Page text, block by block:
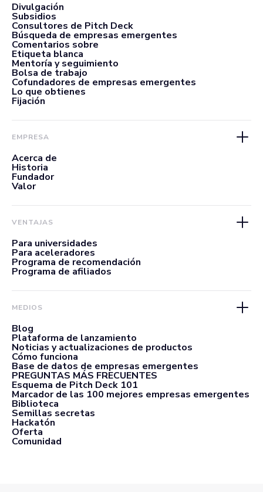
Divulgación
Subsidios
Consultores de Pitch Deck
Búsqueda de empresas emergentes
Comentarios sobre
Etiqueta blanca
Mentoría y seguimiento
Bolsa de trabajo
Cofundadores de empresas emergentes
Lo que obtienes
Fijación
EMPRESA
Acerca de
Historia
Fundador
Valor
VENTAJAS
Para universidades
Para aceleradores
Programa de recomendación
Programa de afiliados
MEDIOS
Blog
Plataforma de lanzamiento
Noticias y actualizaciones de productos
Cómo funciona
Base de datos de empresas emergentes
PREGUNTAS MÁS FRECUENTES
Esquema de Pitch Deck 101
Marcador de las 100 mejores empresas emergentes
Biblioteca
Semillas secretas
Hackatón
Oferta
Comunidad